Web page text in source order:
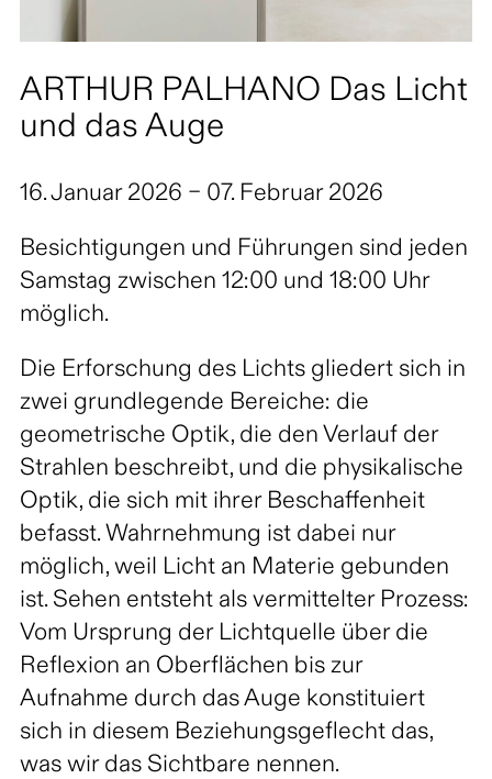
ARTHUR PALHANO Das Licht
und das Auge
16. Januar 2026 – 07. Februar 2026
Besichtigungen und Führungen sind jeden
Samstag zwischen 12:00 und 18:00 Uhr
möglich.
Die Erforschung des Lichts gliedert sich in
zwei grundlegende Bereiche: die
geometrische Optik, die den Verlauf der
Strahlen beschreibt, und die physikalische
Optik, die sich mit ihrer Beschaffenheit
befasst. Wahrnehmung ist dabei nur
möglich, weil Licht an Materie gebunden
ist. Sehen entsteht als vermittelter Prozess:
Vom Ursprung der Lichtquelle über die
Reflexion an Oberflächen bis zur
Aufnahme durch das Auge konstituiert
sich in diesem Beziehungsgeflecht das,
was wir das Sichtbare nennen.